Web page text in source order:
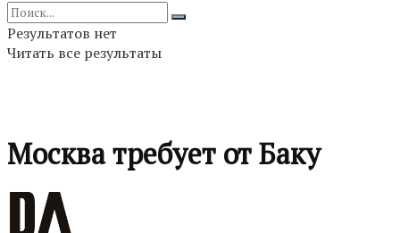
Результатов нет
Читать все результаты
Москва требует от Баку